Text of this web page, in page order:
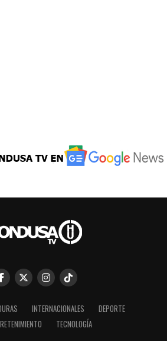
INTERNACIONALES
DEPORTE
TECNOLOGÍA